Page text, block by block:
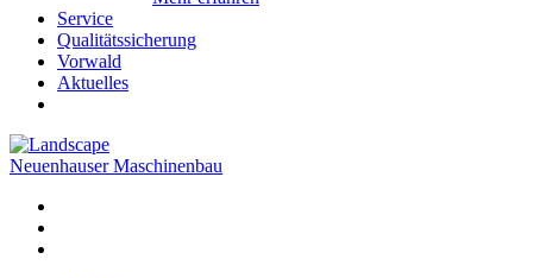
Service
Qualitätssicherung
Vorwald
Aktuelles
Neuenhauser Maschinenbau